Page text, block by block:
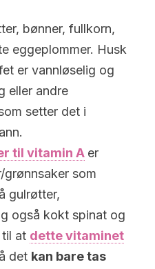
bønner, fullkorn,
eggeplommer. Husk
er vannløselig og
eller andre
setter det i
til vitamin A er
som
gulrøtter,
også kokt spinat og
at dette vitaminet
det kan bare tas